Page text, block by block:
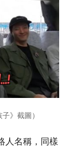
》截圖）
人名稱，同樣